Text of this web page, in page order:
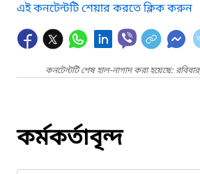
এই কনটেন্টটি শেয়ার করতে ক্লিক করুন
কনটেন্টটি শেষ হাল-নাগাদ করা হয়েছে:
কর্মকর্তাবৃন্দ